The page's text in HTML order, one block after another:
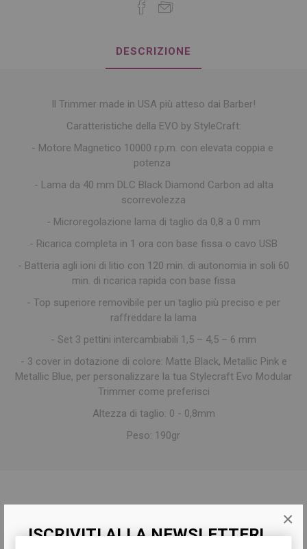
ISCRIVITI ALLA NEWSLETTER!
×
DESCRIZIONE
Il Trimmer made in USA più atteso dai Barber!
Caratteristiche della EVO by StyleCraft:
- Motore Magnetico 10000 r.p.m. con elevata coppia e
potenza
- Lama da 40 mm DLC Black Diamond Carbon ad alta
scorrevolezza
- Microregolazione lama di taglio da 0,8 a 0 mm
- Ricarica completa in 1 ora con base fissa o cavo USB
- Batteria agli ioni di litio con 120 min. di autonomia in soli 60
min. di ricarica rapida con base fissa
- Top superiore removibile per un taglio più preciso e per
raffreddare la lama
- Set 3 pettini intercambiabili 1,5 – 4,5 – 6 mm
- 3 cover in dotazione di colore: Matte Black, Metallic Pink e
Metallic Blue, per personalizzare la tua Stylecraft Evo Modular
Trimmer come preferisci
Altezza di taglio: 0 - 0,8mm
Peso: 190gr